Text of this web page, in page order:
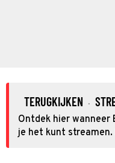
TERUGKIJKEN ·
Ontdek hier wanneer
je het kunt streamen.